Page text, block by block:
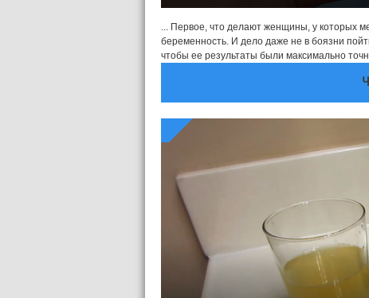
... Первое, что делают женщины, у которых
беременность. И дело даже не в боязни
чтобы ее результаты были максимально